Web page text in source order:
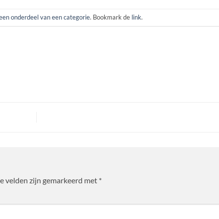
onderdeel van een categorie. Bookmark de link.
velden zijn gemarkeerd met *